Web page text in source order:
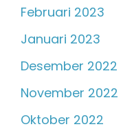
Februari 2023
Januari 2023
Desember 2022
November 2022
Oktober 2022